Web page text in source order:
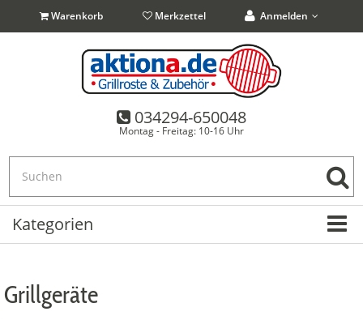
Warenkorb Merkzettel Anmelden
Ich bin Neukunde
Passwort vergessen?034294-650048
Montag - Freitag: 10-16 Uhr
Kategorien
Grillgeräte